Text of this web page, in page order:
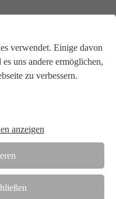
verwendet. Einige davon
uns andere ermöglichen,
zu verbessern.
anzeigen
in enger
Wirtschaft.
Prüf-, Inspektions- und